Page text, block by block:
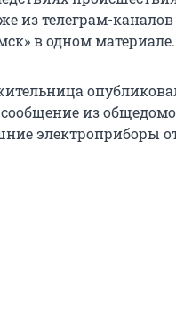
из телеграм-
в одном материале.
из
электроприборы